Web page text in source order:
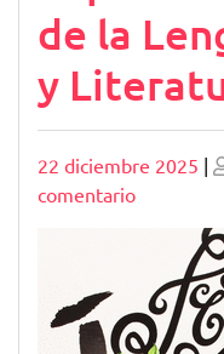
de la
y
Publicado
22 diciembre 2025 |
comentarioen
Explorando
Universo
de
la